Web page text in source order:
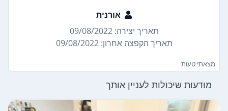
אורנית
תאריך יצירה: 09/08/2022
תאריך הקפצה אחרון: 09/08/2022
מצאתי טעות
מודעות שיכולות לעניין אותך